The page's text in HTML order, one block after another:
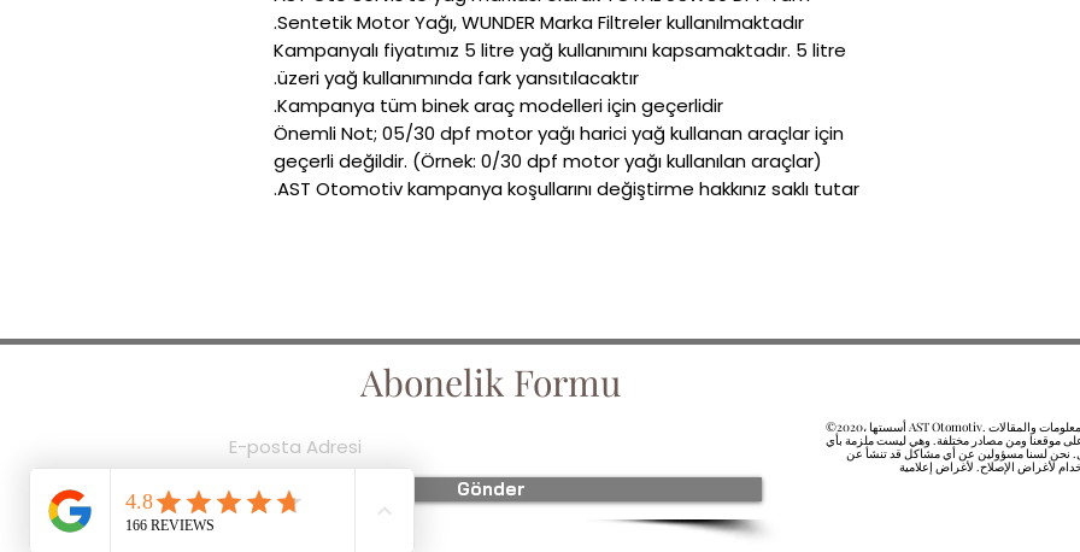
Sentetik Motor Yağı, WUNDER Marka Filtreler kullanılmaktadır.
Kampanyalı fiyatımız 5 litre yağ kullanımını kapsamaktadır. 5 litre
üzeri yağ kullanımında fark yansıtılacaktır.
Kampanya tüm binek araç modelleri için geçerlidir.
Önemli Not; 05/30 dpf motor yağı harici yağ kullanan araçlar için
geçerli değildir. (Örnek: 0/30 dpf motor yağı kullanılan araçlar)
AST Otomotiv kampanya koşullarını değiştirme hakkınız saklı tutar.
Abonelik Formu
Gönder
©2020، أسستها AST Otomotiv. لقد قمنا بتجميع نص المعلومات والمقالات
على موقعنا ومن مصادر مختلفة. وهي ليست ملزمة بأي
نحن لسنا مسؤولين عن أي مشاكل قد تنشأ عن